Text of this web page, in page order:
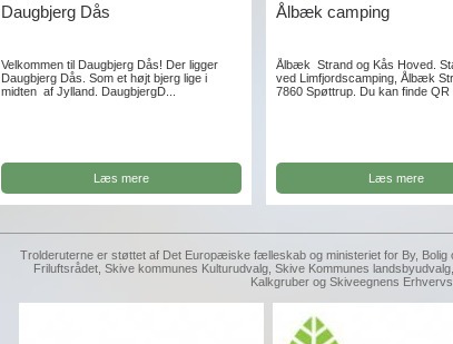
Daugbjerg Dås
Velkommen til Daugbjerg Dås! Der ligger
Daugbjerg Dås. Som et højt bjerg lige i
midten af Jylland. DaugbjergD...
Læs mere
Ålbæk camping
Ålbæk Strand og Kås Hoved.
ved Limfjordscamping, Ålbæk
7860 Spøttrup. Du kan finde QR
Læs mere
Trolderuterne er støttet af Det Europæiske fælleskab og ministeriet for By,
Friluftsrådet, Skive kommunes Kulturudvalg, Skive Kommunes
Kalkgruber og Skiveegnens